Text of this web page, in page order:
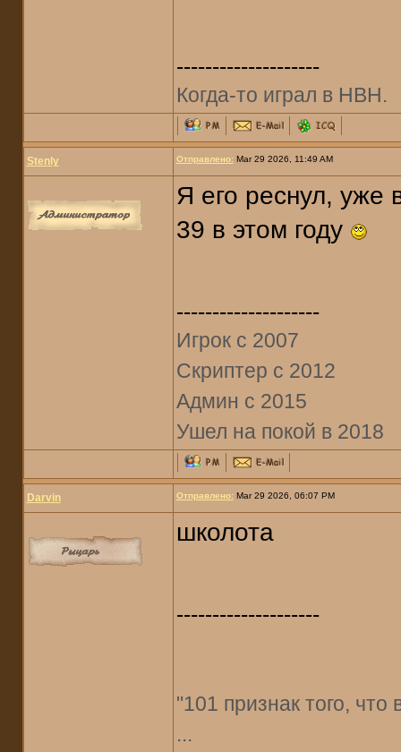
--------------------
Когда-то играл в НВН.
Stenly Отправлено:Mar 29 2026, 11:49 AM
Я его реснул, уже
39 в этом году
--------------------
Игрок с 2007
Скриптер с 2012
Админ с 2015
Ушел на покой в 2018
Darvin Отправлено:Mar 29 2026, 06:07 PM
школота
--------------------
"101 признак того,
...